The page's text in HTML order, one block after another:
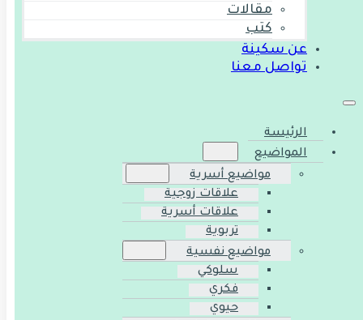
مقالات
كتب
عن سكينة
تواصل معنا
الرئيسة
المواضيع
مواضيع أسرية
علاقات زوجية
علاقات أسرية
تربوية
مواضيع نفسية
سلوكي
فكري
حيوي